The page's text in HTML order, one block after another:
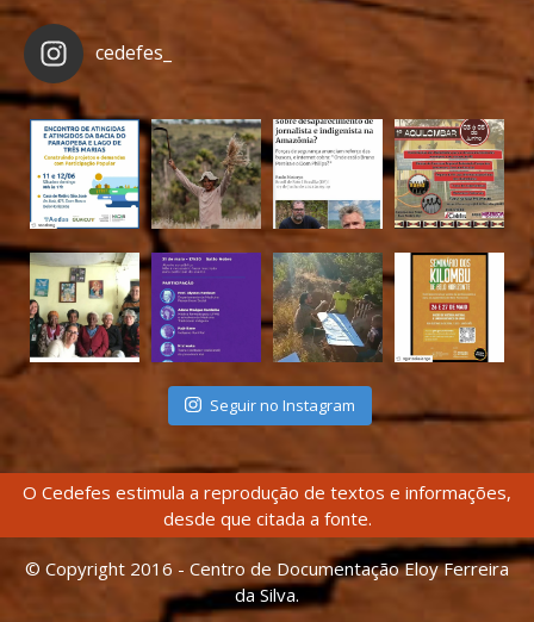
cedefes_
Seguir no Instagram
O Cedefes estimula a reprodução de textos e informações,
desde que citada a fonte.
© Copyright 2016 - Centro de Documentação Eloy Ferreira
da Silva.